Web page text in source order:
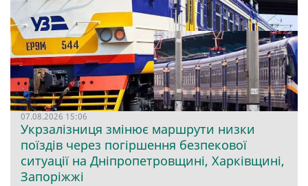
07.08.2026 15:06
Укрзалізниця змінює маршрути низки
поїздів через погіршення безпекової
ситуації на Дніпропетровщині, Харківщині,
Запоріжжі